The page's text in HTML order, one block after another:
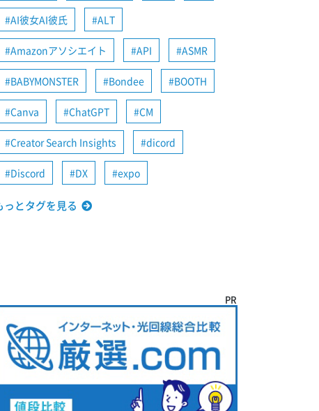
AI彼女AI彼氏 ALT
Amazonアソシエイト API ASMR
BABYMONSTER Bondee BOOTH
Canva ChatGPT CM
Creator Search Insights dicord
Discord DX expo
っとタグを見る
PR